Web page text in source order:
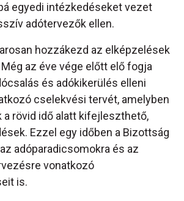
egyedi intézkedéseket vezet
adótervezők ellen.
hozzákezd az elképzelések
az éve vége előtt elő fogja
és adókikerülés elleni
cselekvési tervét, amelyben
a rövid idő alatt kifejleszthető,
Ezzel egy időben a Bizottság
adóparadicsomokra és az
vonatkozó
is.